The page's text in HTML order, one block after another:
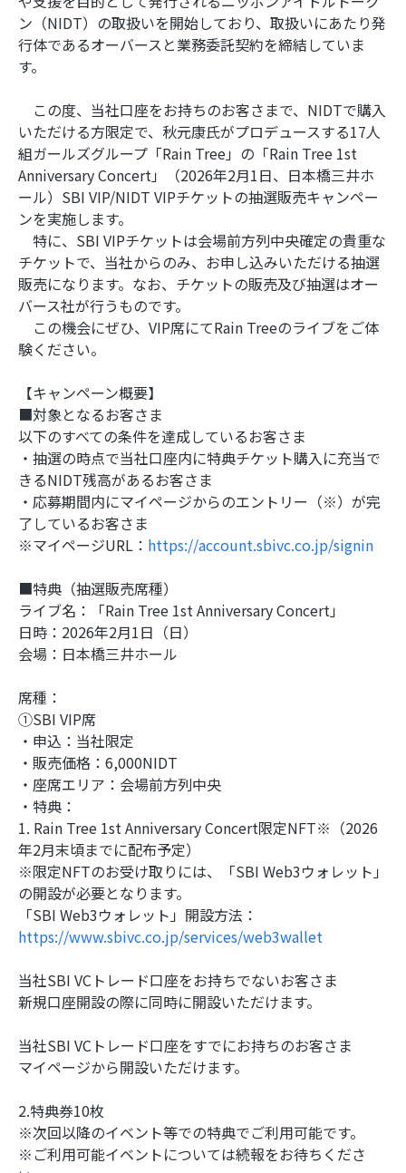
ン（NIDT）の取扱いを開始しており、取扱いにあたり発
行体であるオーバースと業務委託契約を締結していま
す。
この度、当社口座をお持ちのお客さまで、NIDTで購入
いただける方限定で、秋元康氏がプロデュースする17人
組ガールズグループ「Rain Tree」の「Rain Tree 1st
Anniversary Concert」（2026年2月1日、日本橋三井ホ
ール）SBI VIP/NIDT VIPチケットの抽選販売キャンペー
ンを実施します。
特に、SBI VIPチケットは会場前方列中央確定の貴重な
チケットで、当社からのみ、お申し込みいただける抽選
販売になります。なお、チケットの販売及び抽選はオー
バース社が行うものです。
この機会にぜひ、VIP席にてRain Treeのライブをご体
験ください。
【キャンペーン概要】
■対象となるお客さま
以下のすべての条件を達成しているお客さま
・抽選の時点で当社口座内に特典チケット購入に充当で
きるNIDT残高があるお客さま
・応募期間内にマイページからのエントリー（※）が完
了しているお客さま
※マイページURL： https://account.sbivc.co.jp/signin
■特典（抽選販売席種）
ライブ名：「Rain Tree 1st Anniversary Concert」
日時：2026年2月1日（日）
会場：日本橋三井ホール
席種：
➀SBI VIP席
・申込：当社限定
・販売価格：6,000NIDT
・座席エリア：会場前方列中央
・特典：
1. Rain Tree 1st Anniversary Concert限定NFT※（2026
年2月末頃までに配布予定）
※限定NFTのお受け取りには、「SBI Web3ウォレット」
の開設が必要となります。
「SBI Web3ウォレット」開設方法：
https://www.sbivc.co.jp/services/web3wallet
当社SBI VCトレード口座をお持ちでないお客さま
新規口座開設の際に同時に開設いただけます。
当社SBI VCトレード口座をすでにお持ちのお客さま
マイページから開設いただけます。
2.特典券10枚
※次回以降のイベント等での特典でご利用可能です。
※ご利用可能イベントについては続報をお待ちくださ